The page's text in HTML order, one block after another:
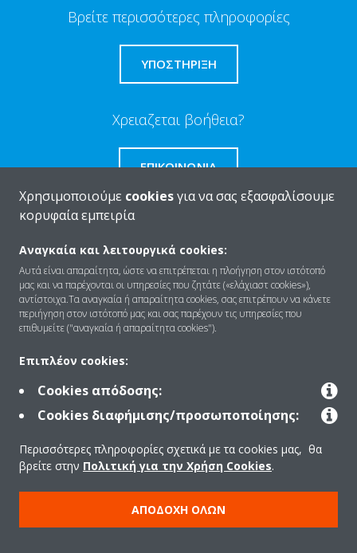
Βρείτε περισσότερες πληροφορίες
ΥΠΟΣΤΗΡΙΞΗ
Χρειαζεται βοήθεια?
ΕΠΙΚΟΙΝΩΝΊΑ
Ποιοι είμαστε
Λύσεις
Επικοινωνία
Products
Copyright © Daikin
Ανακοίνωση νομικού περιεχομένου
ΠΟΛΙΤΙΚΗ ΧΡΗΣΗΣ COOKIES
Χρησιμοποιούμε cookiesγια να σας εξασφαλίσουμε
κορυφαία εμπειρία
Αναγκαία και λειτουργικά cookies:
Αυτά είναι απαραίτητα, ώστε να επιτρέπεται η πλοήγηση στον ιστότοπό
μας και να παρέχονται οι υπηρεσίες που ζητάτε («ελάχιαστ cookies»),
αντίστοιχα.Τα αναγκαία ή απαραίτητα cookies, σας επιτρέπουν να κάνετε
περιήγηση στον ιστότοπό μας και σας παρέχουν τις υπηρεσίες που
επιθυμείτε ("αναγκαία ή απαραίτητα cookies").
Επιπλέον cookies:
Cookies απόδοσης:
Cookies διαφήμισης/προσωποποίησης:
Περισσότερες πληροφορίες σχετικά με τα cookies μας, θα
βρείτε στην Πολιτική για την Χρήση Cookies.
ΑΠΟΔΟΧΉ ΌΛΩΝ